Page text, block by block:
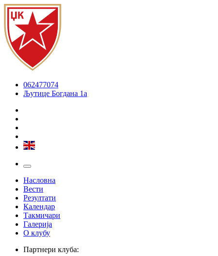
062477074
Љутице Богдана 1а
Насловна
Вести
Резултати
Календар
Такмичари
Галерија
О клубу
Партнери клуба: